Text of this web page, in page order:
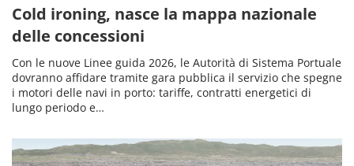
Cold ironing, nasce la mappa nazionale
delle concessioni
Con le nuove Linee guida 2026, le Autorità di Sistema Portuale
dovranno affidare tramite gara pubblica il servizio che spegne
i motori delle navi in porto: tariffe, contratti energetici di
lungo periodo e…